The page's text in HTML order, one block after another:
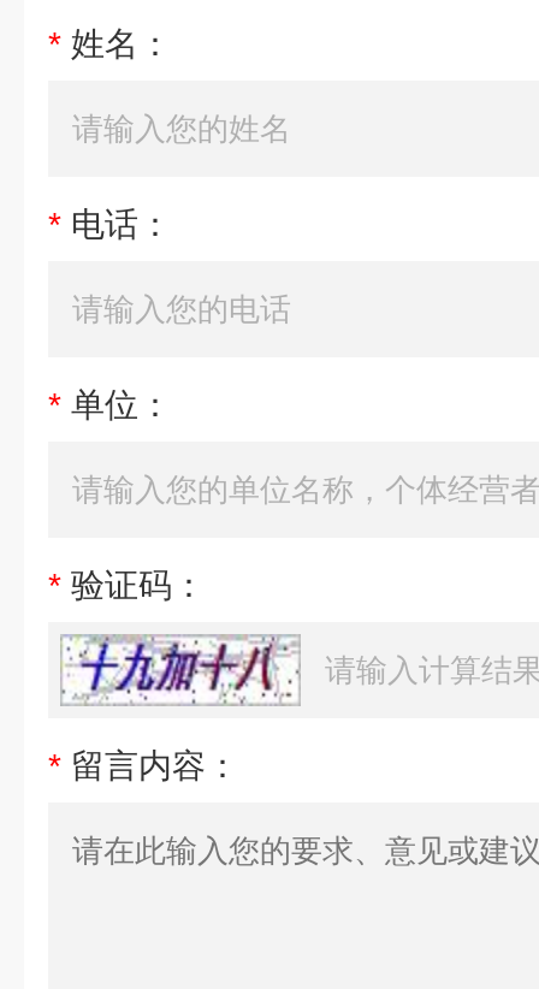
* 姓名：
* 电话：
* 单位：
* 验证码：
* 留言内容：